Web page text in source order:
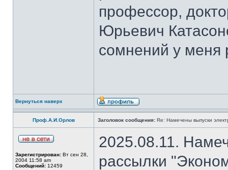
профессор,
Юрьевич
сомнений у меня
Вернуться наверх
Проф.А.И.Орлов Заголовок сообщения: Re: Намечены выпуски
Зарегистрирован: Вт сен 28,
2004 11:58 am
Сообщений: 12459
2025.08.11.
рассылки